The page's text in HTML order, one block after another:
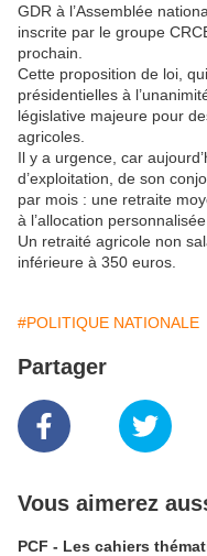
GDR à l’Assemblée
inscrite par le groupe
prochain.
Cette proposition de loi,
présidentielles à
législative majeure pour
agricoles.
Il y a urgence, car
d’exploitation, de son
par mois : une retraite
à l’allocation personnalisée
Un retraité agricole non
inférieure à 350 euros.
#POLITIQUE NATIONALE
Partager
Vous aimerez
PCF - Les cahiers